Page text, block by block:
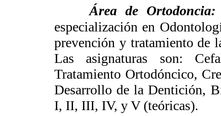
Área de Ortodoncia:
especialización en
prevención y tratamiento de
Las asignaturas son:
Tratamiento Ortodóncico,
Desarrollo de la Dentición,
I, II, III, IV, y V (teóricas).